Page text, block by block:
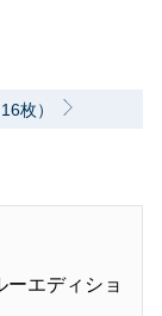
枚）
ーエディショ